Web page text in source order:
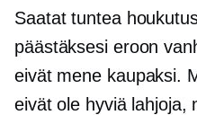
Saatat tuntea
päästäksesi eroon
eivät mene kaupaksi.
eivät ole hyviä lahjoja,